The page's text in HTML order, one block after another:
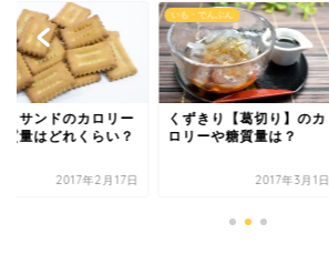
こサンドのカロリー
質量はどれくらい？
2017年2月17日
いも・でんぷん
くずきり【葛切り】のカ
ロリーや糖質量は？
2017年3月1日